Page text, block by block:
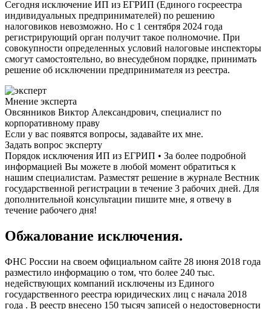
Сегодня исключение ИП из ЕГРИП (Единого госреестра
индивидуальных предпринимателей) по решению
налоговиков невозможно. Но с 1 сентября 2024 года
регистрирующий орган получит такое полномочие. При
совокупности определенных условий налоговые инспекторы
смогут самостоятельно, во внесудебном порядке, принимать
решение об исключении предпринимателя из реестра.
Мнение эксперта
Овсянников Виктор Александрович, специалист по
корпоративному праву
Если у вас появятся вопросы, задавайте их мне.
Задать вопрос эксперту
Порядок исключения ИП из ЕГРИП • За более подробной
информацией Вы можете в любой момент обратиться к
нашим специалистам. Разместят решение в журнале Вестник
государственной регистрации в течение 3 рабочих дней. Для
дополнительной консультации пишите мне, я отвечу в
течение рабочего дня!
Обжалование исключения.
ФНС России на своем официальном сайте 28 июня 2018 года
разместило информацию о том, что более 240 тыс.
недействующих компаний исключены из Единого
государственного реестра юридических лиц с начала 2018
года . В реестр внесено 150 тысяч записей о недостоверности